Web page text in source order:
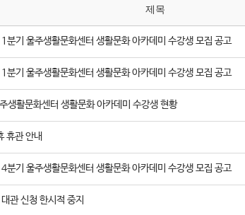
제목
분기 울주생활문화센터 생활문화 아카데미 수강생 모집 공고
분기 울주생활문화센터 생활문화 아카데미 수강생 모집 공고
생활문화센터 생활문화 아카데미 수강생 현황
휴관 안내
분기 울주생활문화센터 생활문화 아카데미 수강생 모집 공고
관 신청 한시적 중지